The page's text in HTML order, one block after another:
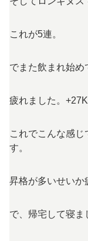
これが5連。
でまた飲まれ始め
疲れました。+27K
これでこんな感
す。
昇格が多いせいか
で、帰宅して寝ま